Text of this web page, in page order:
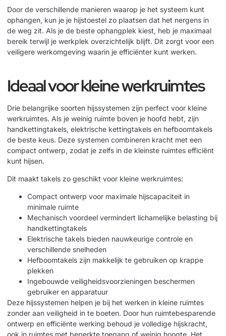
Door de verschillende manieren waarop je het systeem kunt
ophangen, kun je je hijstoestel zo plaatsen dat het nergens in
de weg zit. Als je de beste ophangplek kiest, heb je maximaal
bereik terwijl je werkplek overzichtelijk blijft. Dit zorgt voor een
veiligere werkomgeving waarin je efficiënter kunt werken.
Ideaal voor kleine werkruimtes
Drie belangrijke soorten hijssystemen zijn perfect voor kleine
werkruimtes. Als je weinig ruimte boven je hoofd hebt, zijn
handkettingtakels, elektrische kettingtakels en hefboomtakels
de beste keus. Deze systemen combineren kracht met een
compact ontwerp, zodat je zelfs in de kleinste ruimtes efficiënt
kunt hijsen.
Dit maakt takels zo geschikt voor kleine werkruimtes:
Compact ontwerp voor maximale hijscapaciteit in
minimale ruimte
Mechanisch voordeel vermindert lichamelijke belasting bij
handkettingtakels
Elektrische takels bieden nauwkeurige controle en
verschillende snelheden
Hefboomtakels zijn makkelijk te gebruiken op krappe
plekken
Ingebouwde veiligheidsvoorzieningen beschermen
gebruiker en apparatuur
Deze hijssystemen helpen je bij het werken in kleine ruimtes
zonder aan veiligheid in te boeten. Door hun ruimtebesparende
ontwerp en efficiënte werking behoud je volledige hijskracht,